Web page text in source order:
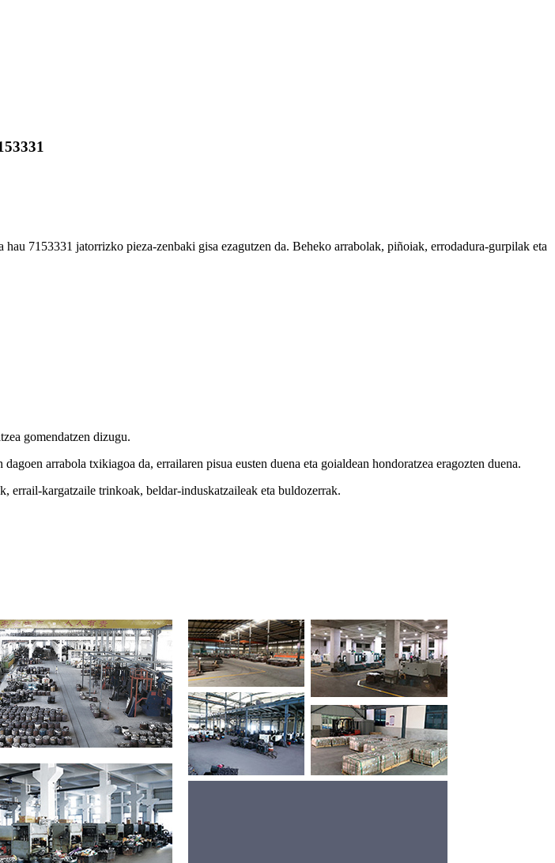
7153331 jatorrizko pieza-zenbaki gisa ezagutzen da. Beheko arrabolak, piñoiak, errodadura-gurpilak eta
gomendatzen dizugu.
arrabola txikiagoa da, errailaren pisua eusten duena eta goialdean hondoratzea eragozten duena.
errail-kargatzaile trinkoak, beldar-induskatzaileak eta buldozerrak.